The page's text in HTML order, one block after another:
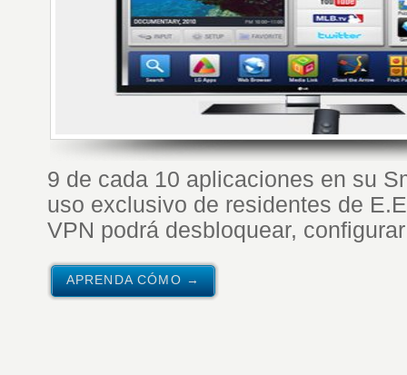
9 de cada 10 aplicaciones en su
uso exclusivo de residentes de
VPN podrá desbloquear,
APRENDA CÓMO →